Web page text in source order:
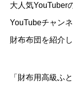
大人気YouTuber
YouTubeチャン
財布布団を紹介
「財布用高級ふ